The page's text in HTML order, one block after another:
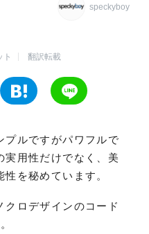
speckyboy
ト 翻訳転載
プルですがパワフルで
実用性だけでなく、美
を秘めています。
ロデザインのコード